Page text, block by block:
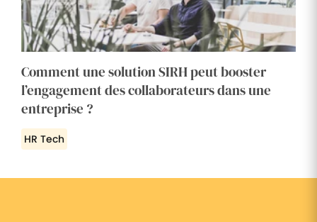
Comment une solution SIRH peut booster
l’engagement des collaborateurs dans une
entreprise ?
HR Tech